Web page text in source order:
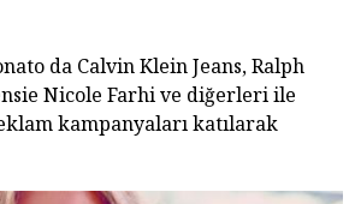
da Calvin Klein Jeans, Ralph
Nicole Farhi ve diğerleri ile
kampanyaları katılarak